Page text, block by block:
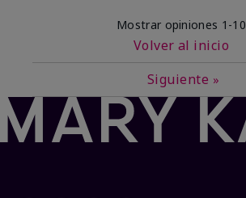
Mostrar opiniones 1-10
Volver al inicio
Siguiente »